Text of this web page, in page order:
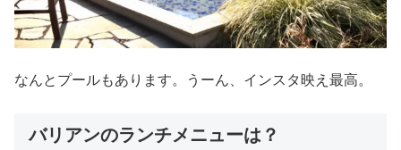
なんとプールもあります。うーん、インスタ映え最高。
バリアンのランチメニューは？